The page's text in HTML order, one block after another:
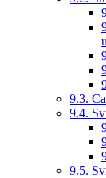
9.3.
9.4.
9.5.